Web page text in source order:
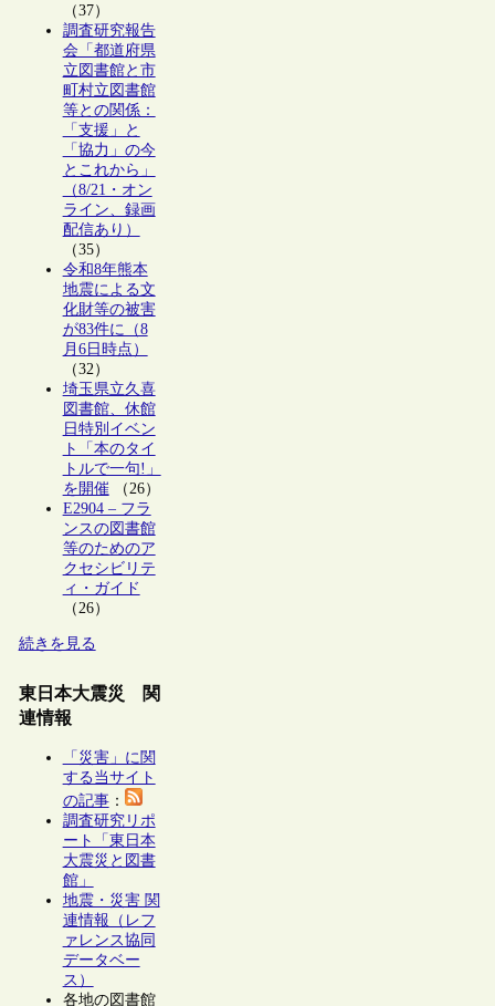
（37）
調査研究報告
会「都道府県
立図書館と市
町村立図書館
等との関係：
「支援」と
「協力」の今
とこれから」
（8/21・オン
ライン、録画
配信あり）
（35）
令和8年熊本
地震による文
化財等の被害
が83件に（8
月6日時点）
（32）
埼玉県立久喜
図書館、休館
日特別イベン
ト「本のタイ
トルで一句!」
を開催（26）
E2904 – フラ
ンスの図書館
等のためのア
クセシビリテ
ィ・ガイド
（26）
続きを見る
東日本大震災 関
連情報
「災害」に関
する当サイト
の記事：
調査研究リポ
ート「東日本
大震災と図書
館」
地震・災害 関
連情報（レフ
ァレンス協同
データベー
ス）
各地の図書館